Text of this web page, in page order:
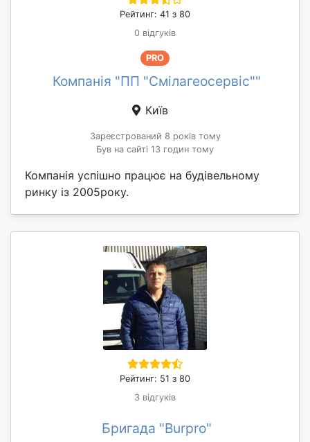
Рейтинг: 41 з 80
0 відгуків
PRO
Компанія "ПП "Смілагеосервіс""
Київ
Зареєстрований 8 років тому
Був на сайті 13 годин тому
Компанія успішно працює на будівельному
ринку із 2005року.
Рейтинг: 51 з 80
3 відгуків
Бригада "Burpro"